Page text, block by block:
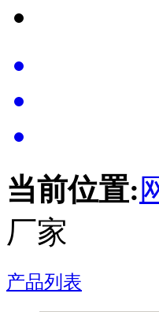
当前位置:
厂家
产品列表